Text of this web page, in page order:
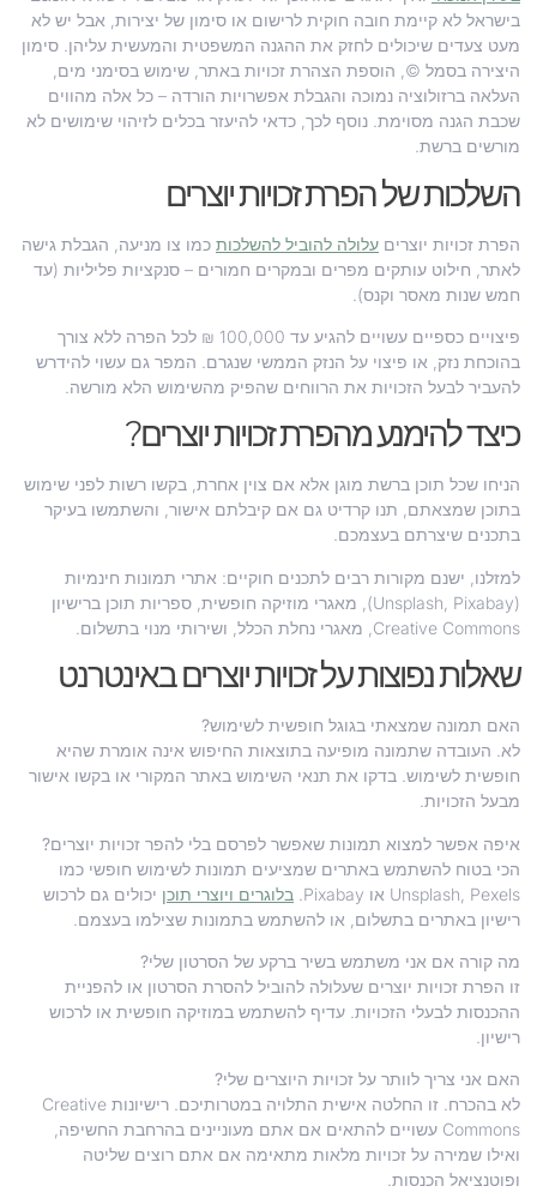
בישראל לא קיימת חובה חוקית לרישום או סימון של יצירות, אבל יש לא
מעט צעדים שיכולים לחזק את ההגנה המשפטית והמעשית עליהן. סימון
היצירה בסמל ©, הוספת הצהרת זכויות באתר, שימוש בסימני מים,
העלאה ברזולוציה נמוכה והגבלת אפשרויות הורדה – כל אלה מהווים
שכבת הגנה מסוימת. נוסף לכך, כדאי להיעזר בכלים לזיהוי שימושים לא
מורשים ברשת.
השלכות של הפרת זכויות יוצרים
הפרת זכויות יוצרים עלולה להוביל להשלכות כמו צו מניעה, הגבלת גישה
לאתר, חילוט עותקים מפרים ובמקרים חמורים – סנקציות פליליות (עד
חמש שנות מאסר וקנס).
פיצויים כספיים עשויים להגיע עד 100,000 ₪ לכל הפרה ללא צורך
בהוכחת נזק, או פיצוי על הנזק הממשי שנגרם. המפר גם עשוי להידרש
להעביר לבעל הזכויות את הרווחים שהפיק מהשימוש הלא מורשה.
כיצד להימנע מהפרת זכויות יוצרים?
הניחו שכל תוכן ברשת מוגן אלא אם צוין אחרת, בקשו רשות לפני שימוש
בתוכן שמצאתם, תנו קרדיט גם אם קיבלתם אישור, והשתמשו בעיקר
בתכנים שיצרתם בעצמכם.
למזלנו, ישנם מקורות רבים לתכנים חוקיים: אתרי תמונות חינמיות
(Unsplash, Pixabay), מאגרי מוזיקה חופשית, ספריות תוכן ברישיון
Creative Commons, מאגרי נחלת הכלל, ושירותי מנוי בתשלום.
שאלות נפוצות על זכויות יוצרים באינטרנט
האם תמונה שמצאתי בגוגל חופשית לשימוש?
לא. העובדה שתמונה מופיעה בתוצאות החיפוש אינה אומרת שהיא
חופשית לשימוש. בדקו את תנאי השימוש באתר המקורי או בקשו אישור
מבעל הזכויות.
איפה אפשר למצוא תמונות שאפשר לפרסם בלי להפר זכויות יוצרים?
הכי בטוח להשתמש באתרים שמציעים תמונות לשימוש חופשי כמו
Unsplash, Pexels או Pixabay.
בלוגרים ויוצרי תוכן יכולים גם לרכוש
רישיון באתרים בתשלום, או להשתמש בתמונות שצילמו בעצמם.
מה קורה אם אני משתמש בשיר ברקע של הסרטון שלי?
זו הפרת זכויות יוצרים שעלולה להוביל להסרת הסרטון או להפניית
ההכנסות לבעלי הזכויות. עדיף להשתמש במוזיקה חופשית או לרכוש
רישיון.
האם אני צריך לוותר על זכויות היוצרים שלי?
לא בהכרח. זו החלטה אישית התלויה במטרותיכם. רישיונות Creative
Commons עשויים להתאים אם אתם מעוניינים בהרחבת החשיפה,
ואילו שמירה על זכויות מלאות מתאימה אם אתם רוצים שליטה
ופוטנציאל הכנסות.